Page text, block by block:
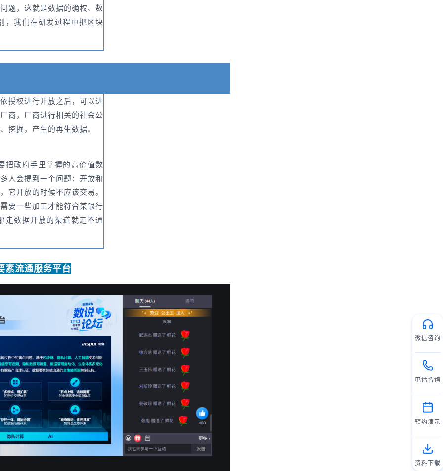
题，这就是数据的确权、数
，我们在研发过程中把区块
授权进行开放之后，可以进
商，厂商进行相关的社会公
挖掘，产生的再生数据。
把政府手里掌握的高价值数
人会提到一个问题：开放和
它开放的时候不应该交易。
要一些加工才能符合某银行
走数据开放的渠道就走不通
素流通服务平台
微信咨询
电话咨询
预约演示
资料下载